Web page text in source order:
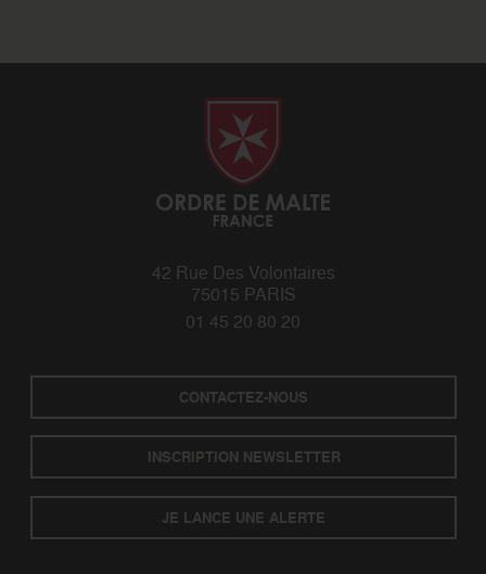
42 Rue Des Volontaires
75015 PARIS
01 45 20 80 20
CONTACTEZ-NOUS
INSCRIPTION NEWSLETTER
JE LANCE UNE ALERTE